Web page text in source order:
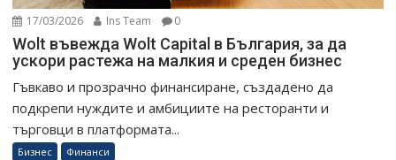
17/03/2026 Ins Team 0
Wolt въвежда Wolt Capital в България, за да
ускори растежа на малкия и среден бизнес
Гъвкаво и прозрачно финансиране, създадено да
подкрепи нуждите и амбициите на ресторанти и
търговци в платформата...
Бизнес Финанси